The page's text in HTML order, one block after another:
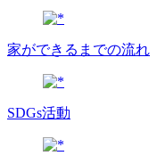
家ができるまでの流れ
SDGs活動